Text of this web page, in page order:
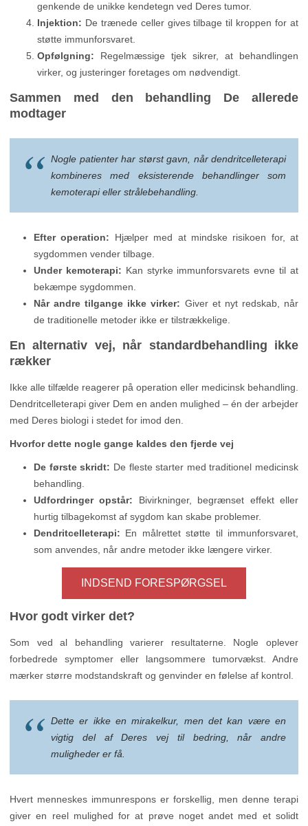
genkende de unikke kendetegn ved Deres tumor.
Injektion: De trænede celler gives tilbage til kroppen for at
støtte immunforsvaret.
Opfølgning: Regelmæssige tjek sikrer, at behandlingen
virker, og justeringer foretages om nødvendigt.
Sammen med den behandling De allerede
modtager
Nogle patienter har størst gavn, når dendritcelleterapi
kombineres med eksisterende behandlinger som
kemoterapi eller strålebehandling.
Efter operation: Hjælper med at mindske risikoen for, at
sygdommen vender tilbage.
Under kemoterapi: Kan styrke immunforsvarets evne til at
bekæmpe sygdommen.
Når andre tilgange ikke virker: Giver et nyt redskab, når
de traditionelle metoder ikke er tilstrækkelige.
En alternativ vej, når standardbehandling ikke
rækker
Ikke alle tilfælde reagerer på operation eller medicinsk behandling.
Dendritcelleterapi giver Dem en anden mulighed – én der arbejder
med Deres biologi i stedet for imod den.
Hvorfor dette nogle gange kaldes den fjerde vej
De første skridt: De fleste starter med traditionel medicinsk
behandling.
Udfordringer opstår: Bivirkninger, begrænset effekt eller
hurtig tilbagekomst af sygdom kan skabe problemer.
Dendritcelleterapi: En målrettet støtte til immunforsvaret,
som anvendes, når andre metoder ikke længere virker.
INDSEND FORESPØRGSEL
Hvor godt virker det?
Som ved al behandling varierer resultaterne. Nogle oplever
forbedrede symptomer eller langsommere tumorvækst. Andre
mærker større modstandskraft og genvinder en følelse af kontrol.
Dette er ikke en mirakelkur, men det kan være en
vigtig del af Deres vej til bedring, når andre
muligheder er få.
Hvert menneskes immunrespons er forskellig, men denne terapi
giver en reel mulighed for at prøve noget andet med et solidt